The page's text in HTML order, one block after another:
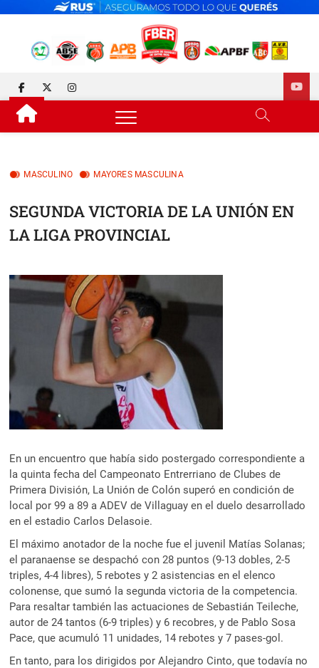
FEDERACIÓN DE BÁSQUET
DE ENTRE RÍOS
facebook
twitterinstagram
MASCULINO MAYORES MASCULINA
SEGUNDA VICTORIA DE LA UNIÓN EN
LA LIGA PROVINCIAL
En un encuentro que había sido postergado correspondiente a
la quinta fecha del Campeonato Entrerriano de Clubes de
Primera División, La Unión de Colón superó en condición de
local por 99 a 89 a ADEV de Villaguay en el duelo desarrollado
en el estadio Carlos Delasoie.
El máximo anotador de la noche fue el juvenil Matías Solanas;
el paranaense se despachó con 28 puntos (9-13 dobles, 2-5
triples, 4-4 libres), 5 rebotes y 2 asistencias en el elenco
colonense, que sumó la segunda victoria de la competencia.
Para resaltar también las actuaciones de Sebastián Teileche,
autor de 24 tantos (6-9 triples) y 6 recobres, y de Pablo Sosa
Pace, que acumuló 11 unidades, 14 rebotes y 7 pases-gol.
En tanto, para los dirigidos por Alejandro Cinto, que todavía no